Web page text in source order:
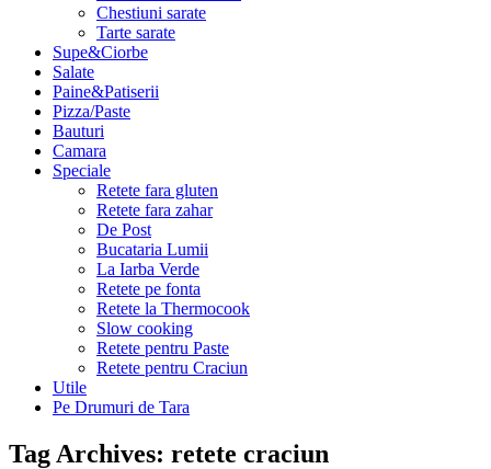
Chestiuni sarate
Tarte sarate
Supe&Ciorbe
Salate
Paine&Patiserii
Pizza/Paste
Bauturi
Camara
Speciale
Retete fara gluten
Retete fara zahar
De Post
Bucataria Lumii
La Iarba Verde
Retete pe fonta
Retete la Thermocook
Slow cooking
Retete pentru Paste
Retete pentru Craciun
Utile
Pe Drumuri de Tara
Tag Archives: retete craciun